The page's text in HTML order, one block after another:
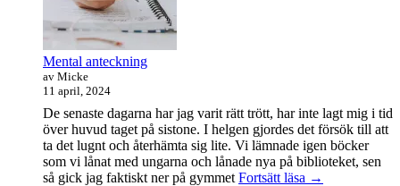
Mental anteckning
av Micke
11 april, 2024
De senaste dagarna har jag varit rätt trött, har inte lagt mig i tid
över huvud taget på sistone. I helgen gjordes det försök till att
ta det lugnt och återhämta sig lite. Vi lämnade igen böcker
som vi lånat med ungarna och lånade nya på biblioteket, sen
så gick jag faktiskt ner på gymmet Fortsätt läsa Mental
→